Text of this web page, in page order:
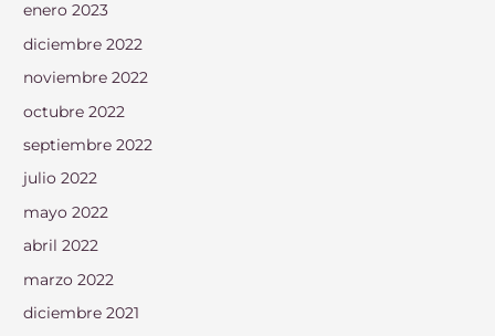
enero 2023
diciembre 2022
noviembre 2022
octubre 2022
septiembre 2022
julio 2022
mayo 2022
abril 2022
marzo 2022
diciembre 2021